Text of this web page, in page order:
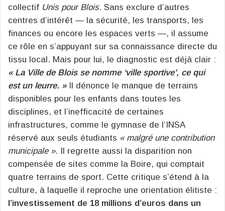
collectif Unis pour Blois. Sans exclure d’autres
centres d’intérêt — la sécurité, les transports, les
finances ou encore les espaces verts —, il assume
ce rôle en s’appuyant sur sa connaissance directe du
tissu local. Mais pour lui, le diagnostic est déjà clair :
« La Ville de Blois se nomme ‘ville sportive’, ce qui
est un leurre. »Il dénonce le manque de terrains
disponibles pour les enfants dans toutes les
disciplines, et l’inefficacité de certaines
infrastructures, comme le gymnase de l’INSA
réservé aux seuls étudiants « malgré une contribution
municipale ». Il regrette aussi la disparition non
compensée de sites comme la Boire, qui comptait
quatre terrains de sport. Cette critique s’étend à la
culture, à laquelle il reproche une orientation élitiste :
l’investissement de 18 millions d’euros dans un